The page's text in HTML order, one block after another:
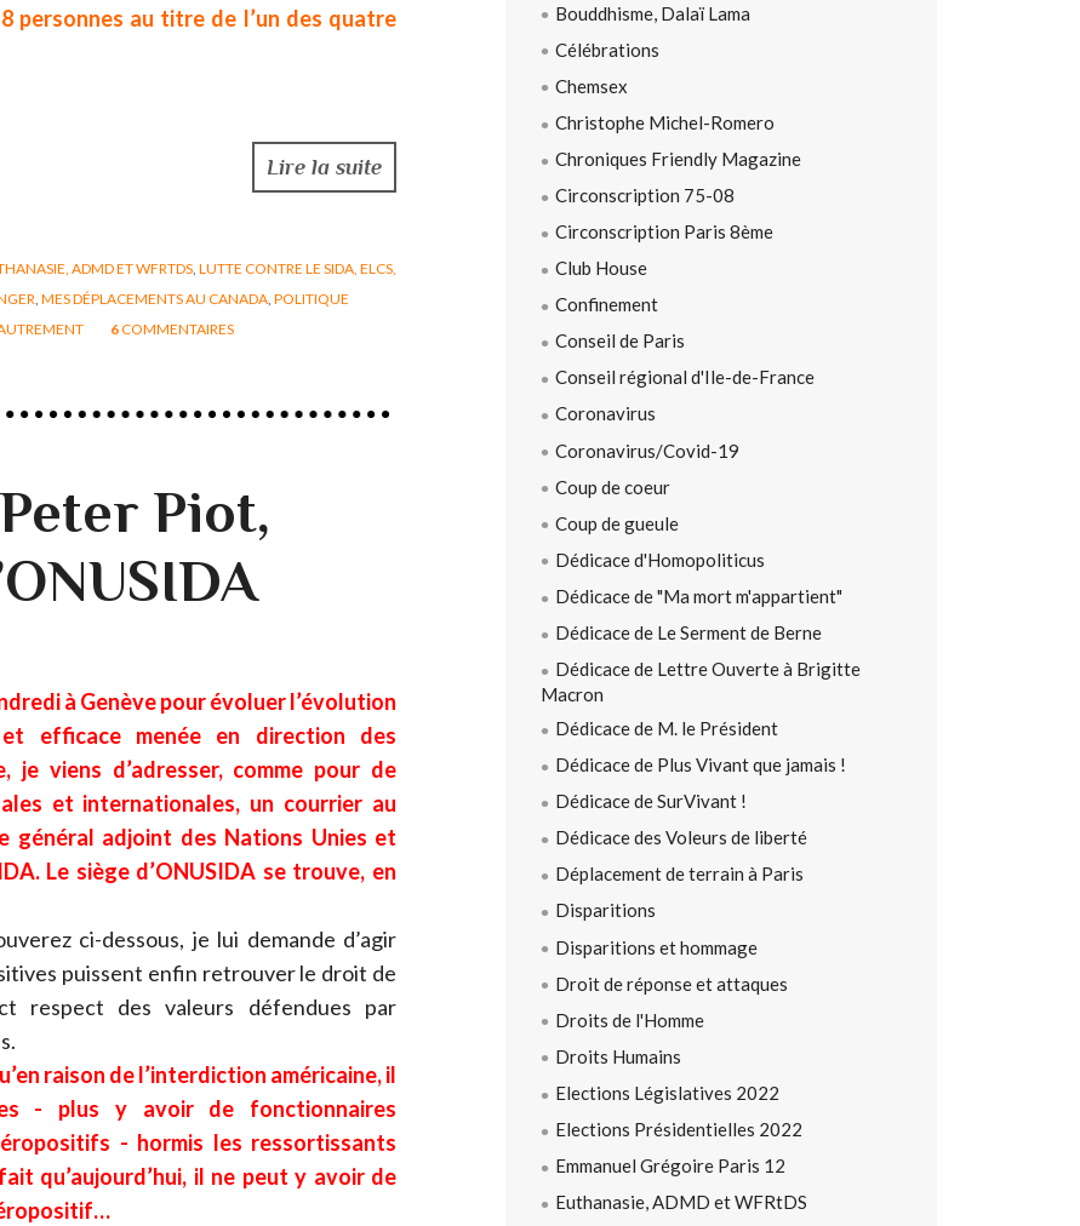
personnes au titre de l’un des quatre
Lire la suite
ADMD ET WFRTDS, LUTTE CONTRE LE SIDA, ELCS,
, MES DÉPLACEMENTS AU CANADA, POLITIQUE
6COMMENTAIRES
Piot,
à Genève pour évoluer l’évolution
efficace menée en direction des
je viens d’adresser, comme pour de
et internationales, un courrier au
général adjoint des Nations Unies et
Le siège d’ONUSIDA se trouve, en
ci-dessous, je lui demande d’agir
puissent enfin retrouver le droit de
respect des valeurs défendues par
raison de l’interdiction américaine, il
- plus y avoir de fonctionnaires
- hormis les ressortissants
qu’aujourd’hui, il ne peut y avoir de
Bouddhisme, Dalaï Lama
Célébrations
Chemsex
Christophe Michel-Romero
Chroniques Friendly Magazine
Circonscription 75-08
Circonscription Paris 8ème
Club House
Confinement
Conseil de Paris
Conseil régional d'Ile-de-France
Coronavirus
Coronavirus/Covid-19
Coup de coeur
Coup de gueule
Dédicace d'Homopoliticus
Dédicace de "Ma mort m'appartient"
Dédicace de Le Serment de Berne
Dédicace de Lettre Ouverte à Brigitte
Macron
Dédicace de M. le Président
Dédicace de Plus Vivant que jamais !
Dédicace de SurVivant !
Dédicace des Voleurs de liberté
Déplacement de terrain à Paris
Disparitions
Disparitions et hommage
Droit de réponse et attaques
Droits de l'Homme
Droits Humains
Elections Législatives 2022
Elections Présidentielles 2022
Emmanuel Grégoire Paris 12
Euthanasie, ADMD et WFRtDS